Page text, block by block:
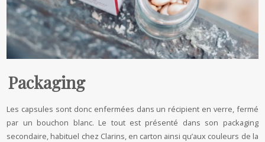
Packaging
Les capsules sont donc enfermées dans un récipient en verre, fermé
par un bouchon blanc. Le tout est présenté dans son packaging
secondaire, habituel chez Clarins, en carton ainsi qu’aux couleurs de la